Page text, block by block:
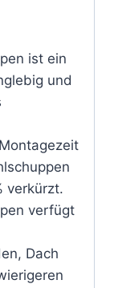
ist ein
und
verkürzt.
verfügt
Dach